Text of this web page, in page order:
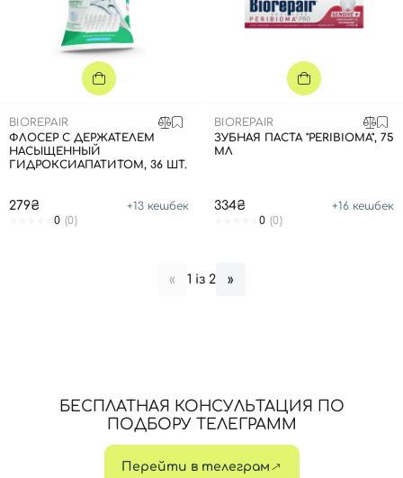
BIOREPAIR
ФЛОСЕР С ДЕРЖАТЕЛЕМ
НАСЫЩЕННЫЙ
ГИДРОКСИАПАТИТОМ, 36 ШТ.
279₴ +13 кешбек
0 (0)
BIOREPAIR
ЗУБНАЯ ПАСТА "PERIBIOMA", 75
МЛ
334₴ +16 кешбек
0 (0)
« 1 із 2 »
БЕСПЛАТНАЯ КОНСУЛЬТАЦИЯ ПО
ПОДБОРУ ТЕЛЕГРАММ
Перейти в телеграм